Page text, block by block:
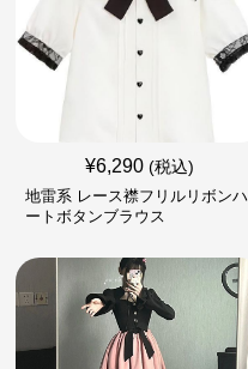
¥6,290 (税込)
地雷系 レース襟フリルリボンハ
ートボタンブラウス